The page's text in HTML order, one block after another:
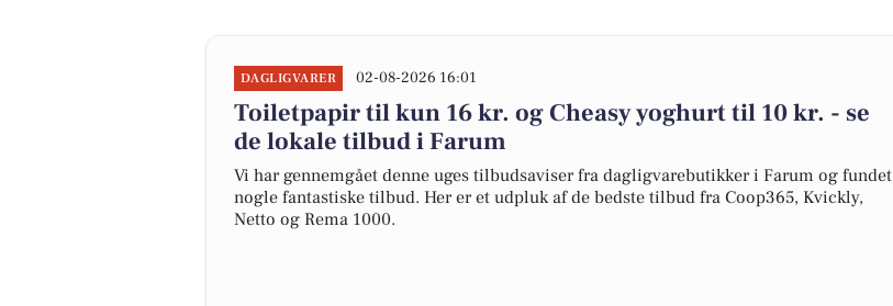
DAGLIGVARER 02-08-2026 16:01
Toiletpapir til kun 16 kr. og Cheasy yoghurt til 10 kr. - se
de lokale tilbud i Farum
Vi har gennemgået denne uges tilbudsaviser fra dagligvarebutikker i Farum og fundet
nogle fantastiske tilbud. Her er et udpluk af de bedste tilbud fra Coop365, Kvickly,
Netto og Rema 1000.